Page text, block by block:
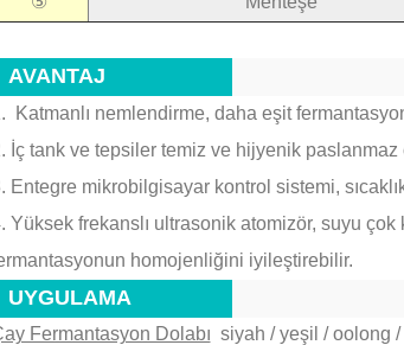
AVANTAJ
Katmanlı nemlendirme, daha eşit
İç tank ve tepsiler temiz ve hijyenik paslanmaz
Entegre mikrobilgisayar kontrol sistemi,
Yüksek frekanslı ultrasonik atomizör, suyu
homojenliğini iyileştirebilir.
UYGULAMA
Fermantasyon Dolabı siyah / yeşil / oolong